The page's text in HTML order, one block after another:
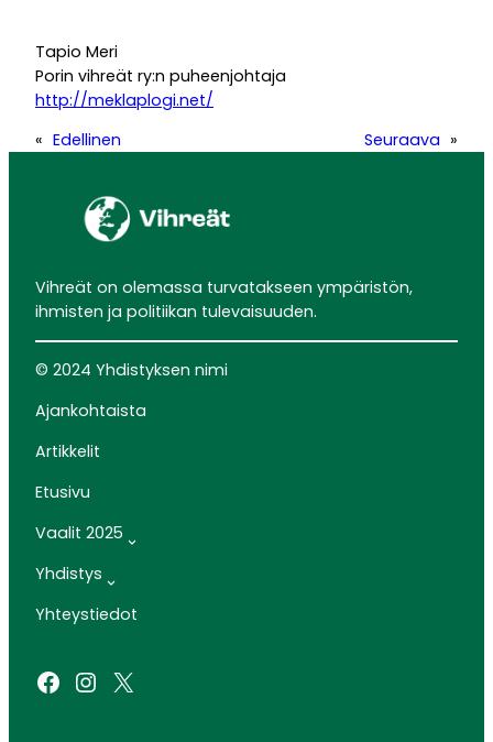
Tapio Meri
Porin vihreät ry:n puheenjohtaja
http://meklaplogi.net/
« Edellinen Seuraava »
Vihreät on olemassa turvatakseen ympäristön,
ihmisten ja politiikan tulevaisuuden.
© 2024 Yhdistyksen nimi
Ajankohtaista
Artikkelit
Etusivu
Vaalit 2025
Yhdistys
Yhteystiedot
Facebook Instagram X